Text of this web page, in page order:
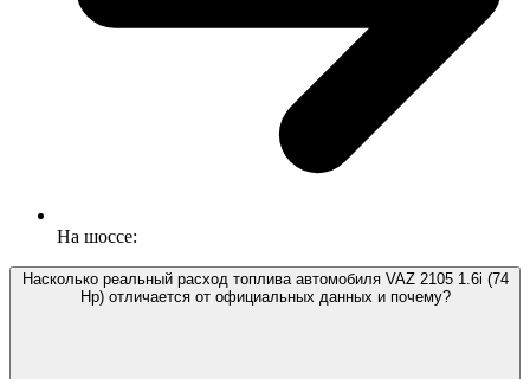
На шоссе:
Насколько реальный расход топлива автомобиля VAZ 2105 1.6i (74
Hp) отличается от официальных данных и почему?